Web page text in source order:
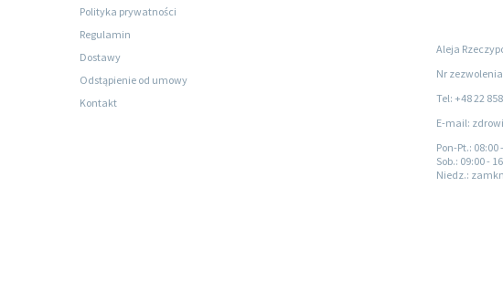
Polityka prywatności
Regulamin
Dostawy
Odstąpienie od umowy
Kontakt
Aleja
Nr
Tel: +48 22
E-mail:
Pon-Pt.: 08:00
Sob.: 09:00 -
Niedz.: